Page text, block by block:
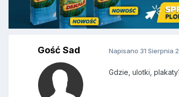
Gość Sad Napisano 31 Sierpnia
Gdzie, ulotki,